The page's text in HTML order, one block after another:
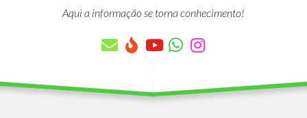
Aqui a informação se torna conhecimento!